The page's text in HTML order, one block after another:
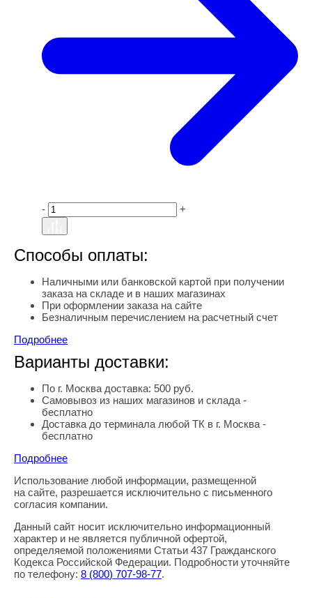
- +
Способы оплаты:
Наличными или банковской картой при получении
заказа на складе и в наших магазинах
При оформлении заказа на сайте
Безналичным перечислением на расчетный счет
Подробнее
Варианты доставки:
По г. Москва доставка: 500 руб.
Самовывоз из наших магазинов и склада -
бесплатно
Доставка до терминала любой ТК в г. Москва -
бесплатно
Подробнее
Правовая информация
Использование любой информации, размещенной
на сайте, разрешается исключительно с письменного
согласия компании.
Данный сайт носит исключительно информационный
характер и не является публичной офертой,
определяемой положениями Статьи 437 Гражданского
Кодекса Российской Федерации. Подробности уточняйте
по телефону: 8 (800) 707-98-77.